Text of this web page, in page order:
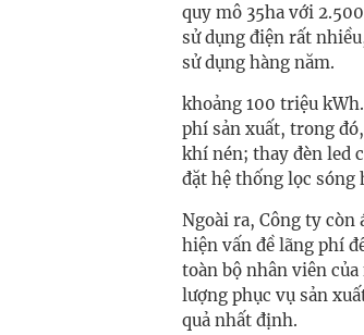
quy mô 35ha với
sử dụng điện rất
sử dụng hàng năm.
khoảng 100 triệu
phí sản xuất, trong
khí nén; thay đèn led
đặt hệ thống lọc sóng
Ngoài ra, Công ty
hiện vấn đề lãng phí
toàn bộ nhân viên
lượng phục vụ sản
quả nhất định.